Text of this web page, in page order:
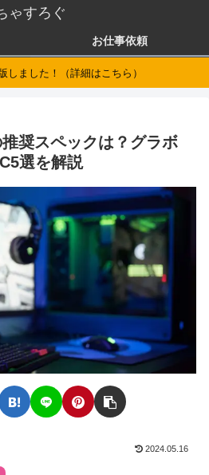
ゃすろぐ
お仕事依頼
しました！（詳細はこちら）
奨スペックは？グラボ
選を解説
2024.05.16